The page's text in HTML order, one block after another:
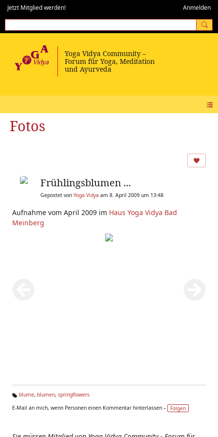
Jetzt Mitglied werden! Anmelden
Fotos
Frühlingsblumen ...
Gepostet von Yoga Vidya am 8. April 2009 um 13:48
Aufnahme vom April 2009 im Haus Yoga Vidya Bad
Meinberg
g
blume, blumen, springflowers
E-Mail an mich, wenn Personen einen Kommentar hinterlassen –
Folgen